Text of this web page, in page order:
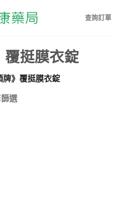
查詢訂單
覆挺膜衣錠
牌》覆挺膜衣錠
篩選